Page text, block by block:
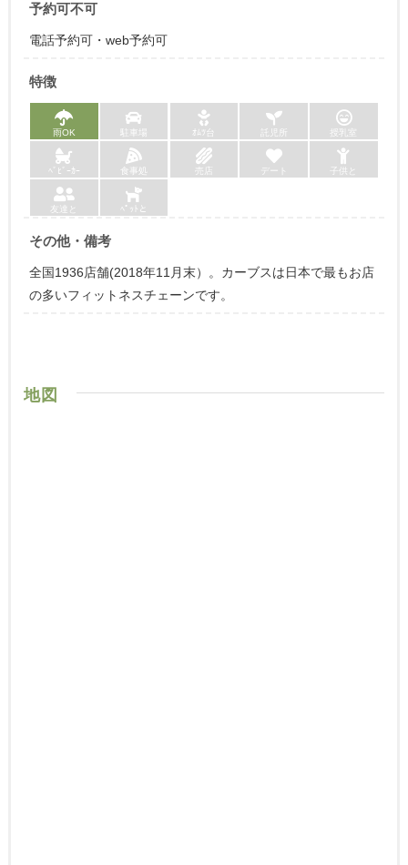
予約可不可
電話予約可・web予約可
特徴
雨OK 駐車場 ｵﾑﾂ台 託児所 授乳室
ﾍﾞﾋﾞｰｶｰ 食事処 売店 デート 子供と
友達と ﾍﾟｯﾄと
その他・備考
全国1936店舗(2018年11月末）。カーブスは日本で最もお店
の多いフィットネスチェーンです。
地図